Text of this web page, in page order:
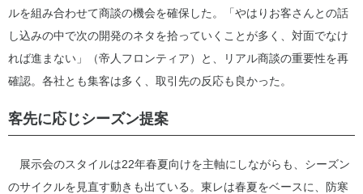
ルを組み合わせて商談の機会を確保した。「やはりお客さんとの話
し込みの中で次の開発のネタを拾っていくことが多く、対面でなけ
れば進まない」（帝人フロンティア）と、リアル商談の重要性を再
確認。各社とも集客は多く、取引先の反応も良かった。
客先に応じシーズン提案
展示会のスタイルは22年春夏向けを主軸にしながらも、シーズン
のサイクルを見直す動きも出ている。東レは春夏をベースに、防寒